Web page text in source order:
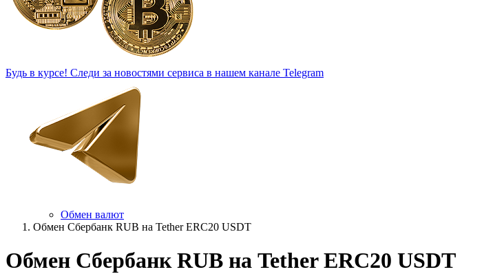
Будь в курсе! Следи за новостями сервиса в нашем канале Telegram
Обмен валют
Обмен Сбербанк RUB на Tether ERC20 USDT
Обмен Сбербанк RUB на Tether ERC20 USDT